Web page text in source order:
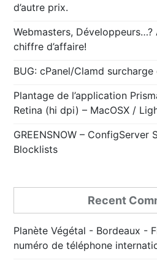
d’autre prix.
Webmasters,
chiffre d’affaire!
BUG: cPanel/Clamd surcharge
Plantage de l’application
Retina (hi dpi) – MacOSX /
GREENSNOW – ConfigServer
Blocklists
Recent
Planète Végétal - Bordeaux -
numéro de téléphone